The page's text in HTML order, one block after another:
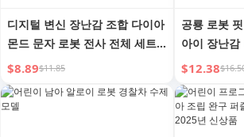
디지털 변신 장난감 조합 다이아
몬드 문자 로봇 전사 전체 세트
조립 남자아이 어린이 퍼즐 3-8
세 6세
$8.89$11.85
공룡 로봇
아이 장난감
콩 메카 모
$12.38